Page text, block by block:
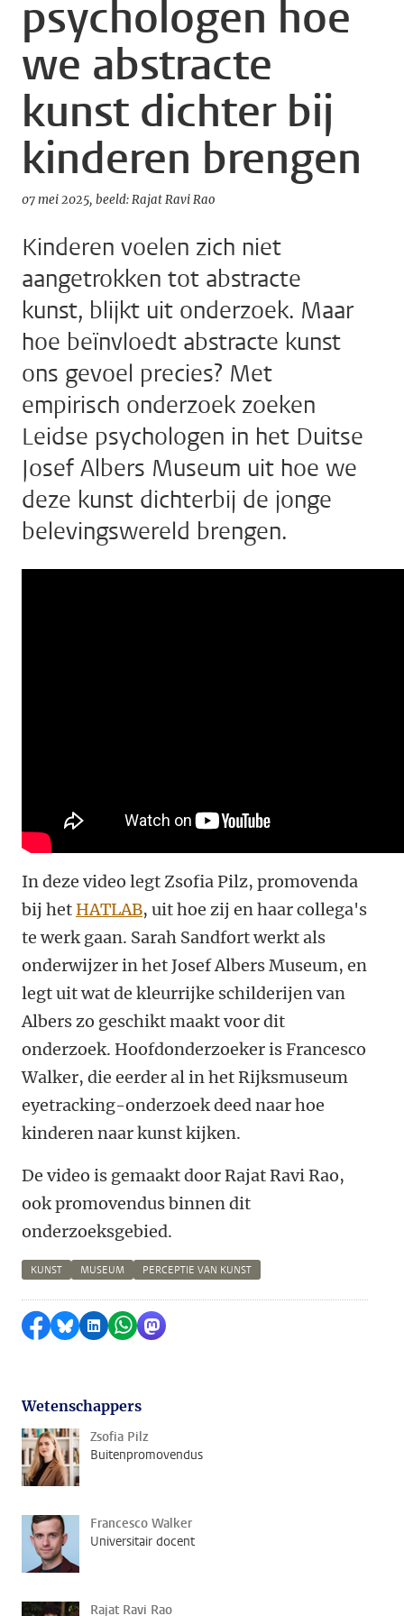
psychologen hoe
we abstracte
kunst dichter bij
kinderen brengen
07 mei 2025 beeld: Rajat Ravi Rao
Kinderen voelen zich niet
aangetrokken tot abstracte
kunst, blijkt uit onderzoek. Maar
hoe beïnvloedt abstracte kunst
ons gevoel precies? Met
empirisch onderzoek zoeken
Leidse psychologen in het Duitse
Josef Albers Museum uit hoe we
deze kunst dichterbij de jonge
belevingswereld brengen.
In deze video legt Zsofia Pilz, promovenda
bij het HATLAB, uit hoe zij en haar collega's
te werk gaan. Sarah Sandfortwerkt als
onderwijzer in het Josef Albers Museum, en
legt uit wat de kleurrijke schilderijen van
Albers zo geschikt maakt voor dit
onderzoek. Hoofdonderzoeker is Francesco
Walker, die eerder al in het Rijksmuseum
eyetracking-onderzoek deed naar hoe
kinderen naar kunst kijken.
De video is gemaakt door Rajat Ravi Rao,
ook promovendus binnen dit
onderzoeksgebied.
KUNST MUSEUM PERCEPTIE VAN KUNST
Delen op Facebook
Delen via Bluesky
Delen op LinkedIn
Delen via WhatsApp
Delen via Mastodon
Wetenschappers
Zsofia Pilz
Buitenpromovendus
Francesco Walker
Universitair docent
Rajat Ravi Rao